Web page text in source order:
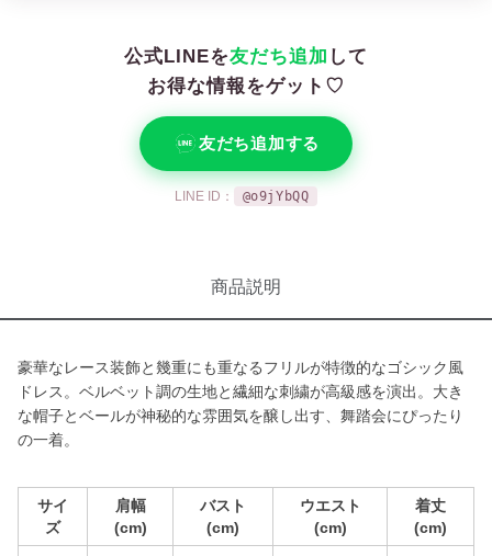
公式LINEを友だち追加 して
お得な情報をゲット♡
友だち追加する
LINE ID： @o9jYbQQ
商品説明
豪華なレース装飾と幾重にも重なるフリルが特徴的なゴシック風
ドレス。ベルベット調の生地と繊細な刺繍が高級感を演出。大き
な帽子とベールが神秘的な雰囲気を醸し出す、舞踏会にぴったり
の一着。
サイ
ズ
肩幅
(cm)
バスト
(cm)
ウエスト
(cm)
着丈
(cm)